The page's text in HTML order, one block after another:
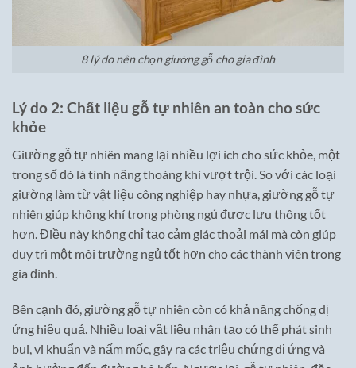
8 lý do nên chọn giường gỗ cho gia đình
Lý do 2: Chất liệu gỗ tự nhiên an toàn cho sức
khỏe
Giường gỗ tự nhiên mang lại nhiều lợi ích cho sức khỏe, một
trong số đó là tính năng thoáng khí vượt trội. So với các loại
giường làm từ vật liệu công nghiệp hay nhựa, giường gỗ tự
nhiên giúp không khí trong phòng ngủ được lưu thông tốt
hơn. Điều này không chỉ tạo cảm giác thoải mái mà còn giúp
duy trì một môi trường ngủ tốt hơn cho các thành viên trong
gia đình.
Bên cạnh đó, giường gỗ tự nhiên còn có khả năng chống dị
ứng hiệu quả. Nhiều loại vật liệu nhân tạo có thể phát sinh
bụi, vi khuẩn và nấm mốc, gây ra các triệu chứng dị ứng và